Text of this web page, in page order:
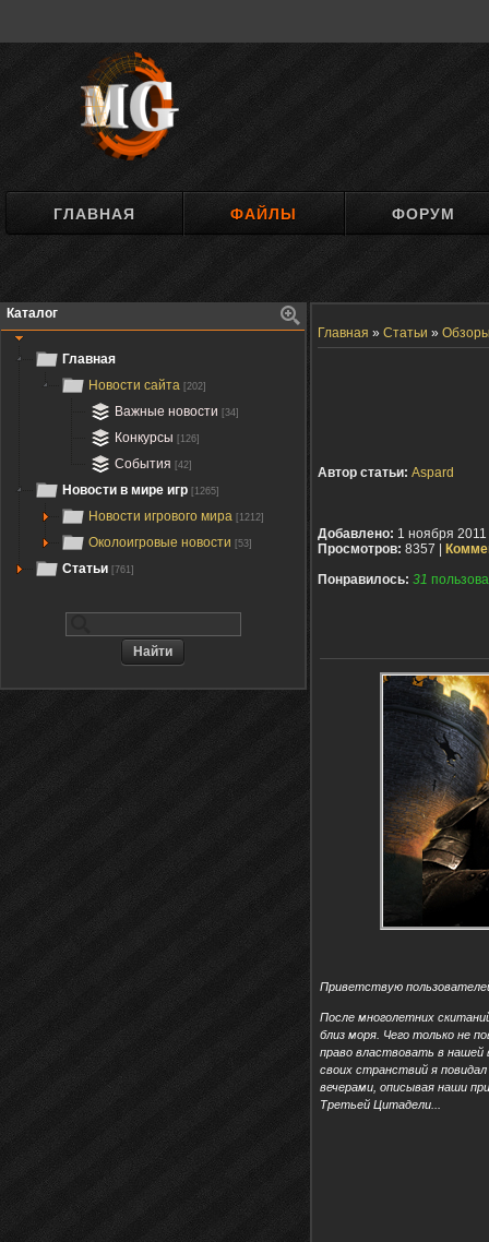
ГЛАВНАЯ ФАЙЛЫ ФОРУМ
Каталог
Главная
Новости сайта [202]
Важные новости [34]
Конкурсы [126]
События [42]
Новости в мире игр [1265]
Новости игрового мира [1212]
Околоигровые новости [53]
Статьи [761]
Главная » Статьи »
Автор статьи: Aspard
Добавлено: 1 ноября 2011
Просмотров: 8357 |
Понравилось: 31
Приветствую
После многолетних
близ моря. Чего только не
право властвовать в нашей
своих странствий я
вечерами, описывая наши
Третьей Цитадели...